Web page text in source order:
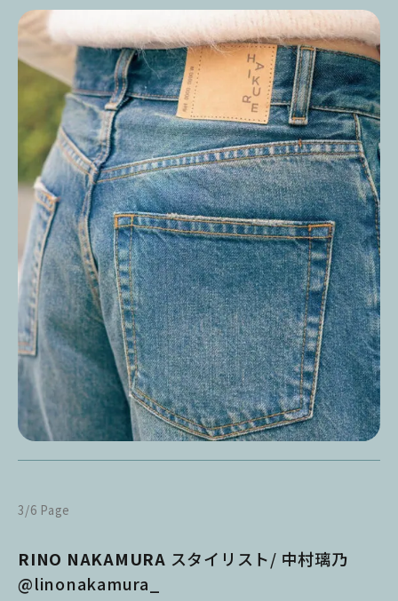
3/6 Page
RINO NAKAMURA スタイリスト/ 中村璃乃
@linonakamura_